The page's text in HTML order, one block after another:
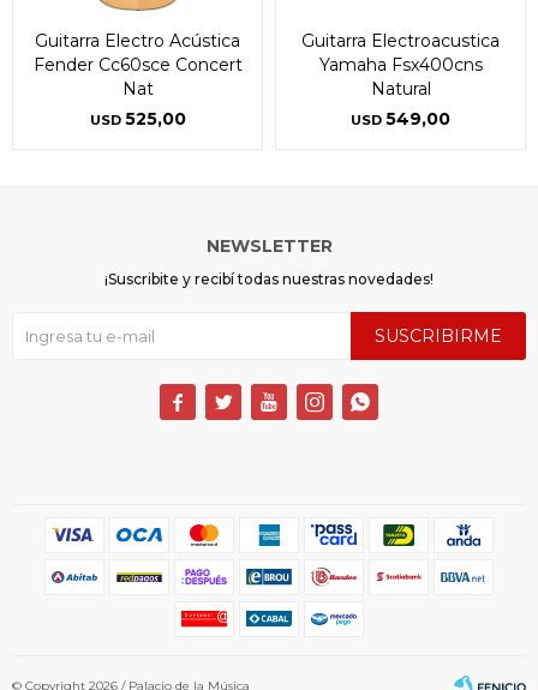
Guitarra Electro Acústica
Fender Cc60sce Concert
Nat
USD 525,00
Guitarra Electroacustica
Yamaha Fsx400cns
Natural
USD 549,00
NEWSLETTER
¡Suscribite y recibí todas nuestras novedades!
SUSCRIBIRME
    
© Copyright 2026 / Palacio de la Música